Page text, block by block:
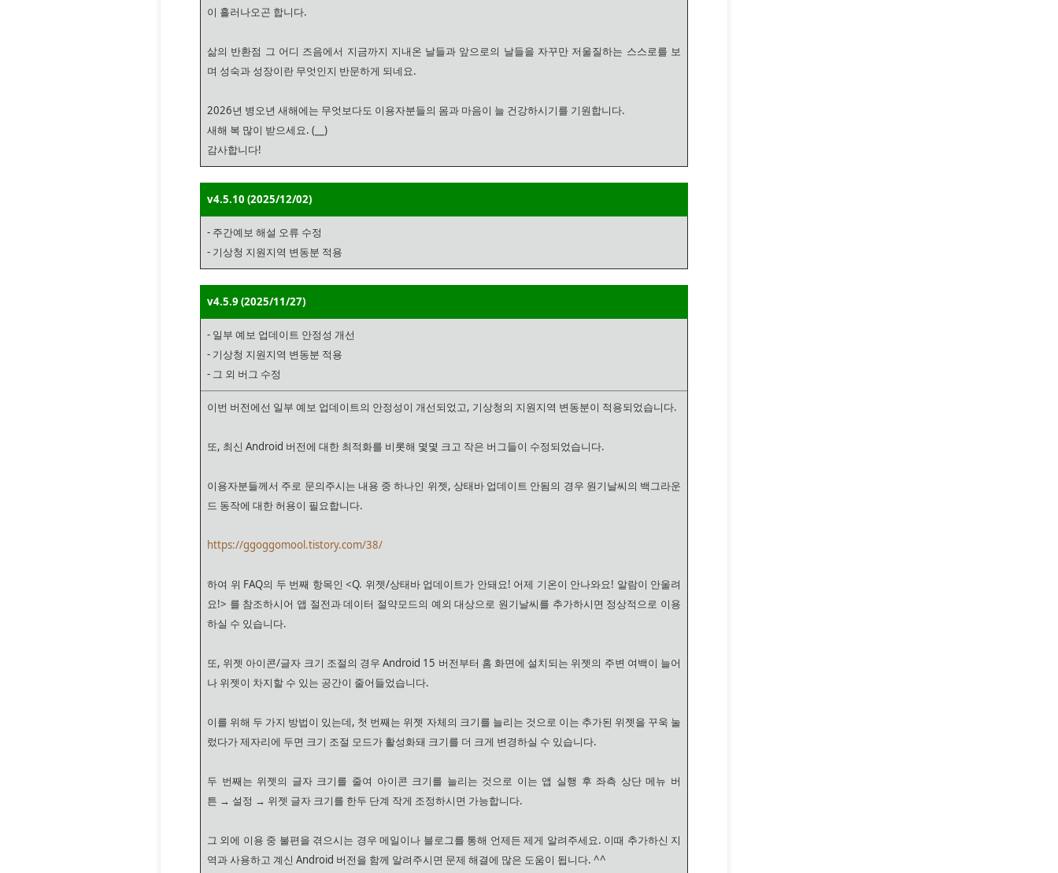
이 흘러나오곤 합니다.
삶의 반환점 그 어디 즈음에서 지금까지 지내온 날들과 앞으로의 날들을 자꾸만 저울질하는 스스로를 보
며 성숙과 성장이란 무엇인지 반문하게 되네요.
2026년 병오년 새해에는 무엇보다도 이용자분들의 몸과 마음이 늘 건강하시기를 기원합니다.
새해 복 많이 받으세요. (__)
감사합니다!
v4.5.10 (2025/12/02)
- 주간예보 해설 오류 수정
- 기상청 지원지역 변동분 적용
v4.5.9 (2025/11/27)
- 일부 예보 업데이트 안정성 개선
- 기상청 지원지역 변동분 적용
- 그 외 버그 수정
이번 버전에선 일부 예보 업데이트의 안정성이 개선되었고, 기상청의 지원지역 변동분이 적용되었습니다.
또, 최신 Android 버전에 대한 최적화를 비롯해 몇몇 크고 작은 버그들이 수정되었습니다.
이용자분들께서 주로 문의주시는 내용 중 하나인 위젯, 상태바 업데이트 안됨의 경우 원기날씨의 백그라운
드 동작에 대한 허용이 필요합니다.
https://ggoggomool.tistory.com/38/
하여 위 FAQ의 두 번째 항목인 <Q. 위젯/상태바 업데이트가 안돼요! 어제 기온이 안나와요! 알람이 안울려
요!> 를 참조하시어 앱 절전과 데이터 절약모드의 예외 대상으로 원기날씨를 추가하시면 정상적으로 이용
하실 수 있습니다.
또, 위젯 아이콘/글자 크기 조절의 경우 Android 15 버전부터 홈 화면에 설치되는 위젯의 주변 여백이 늘어
나 위젯이 차지할 수 있는 공간이 줄어들었습니다.
이를 위해 두 가지 방법이 있는데, 첫 번째는 위젯 자체의 크기를 늘리는 것으로 이는 추가된 위젯을 꾸욱 눌
렀다가 제자리에 두면 크기 조절 모드가 활성화돼 크기를 더 크게 변경하실 수 있습니다.
두 번째는 위젯의 글자 크기를 줄여 아이콘 크기를 늘리는 것으로 이는 앱 실행 후 좌측 상단 메뉴 버
튼 → 설정 → 위젯 글자 크기를 한두 단계 작게 조정하시면 가능합니다.
그 외에 이용 중 불편을 겪으시는 경우 메일이나 블로그를 통해 언제든 제게 알려주세요. 이때 추가하신 지
역과 사용하고 계신 Android 버전을 함께 알려주시면 문제 해결에 많은 도움이 됩니다. ^^